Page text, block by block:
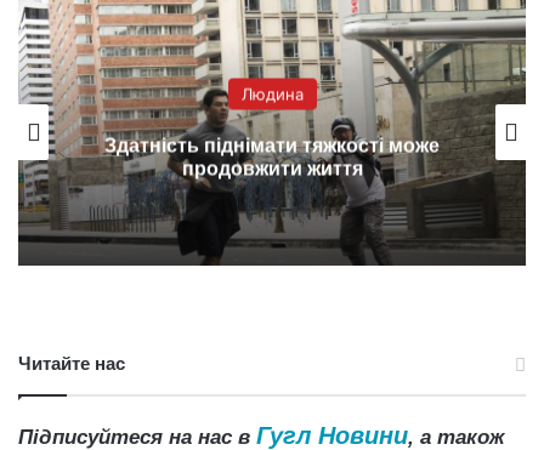
Людина
Чим небезпечний планшет в руках
дитини
Читайте нас
Підписуйтеся на нас в Гугл Новини, а також